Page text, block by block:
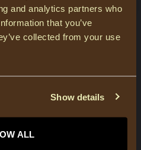
and analytics partners who
that you’ve
collected from your use
Show details
ALL
vindt u onze bedrijfsgegevens,